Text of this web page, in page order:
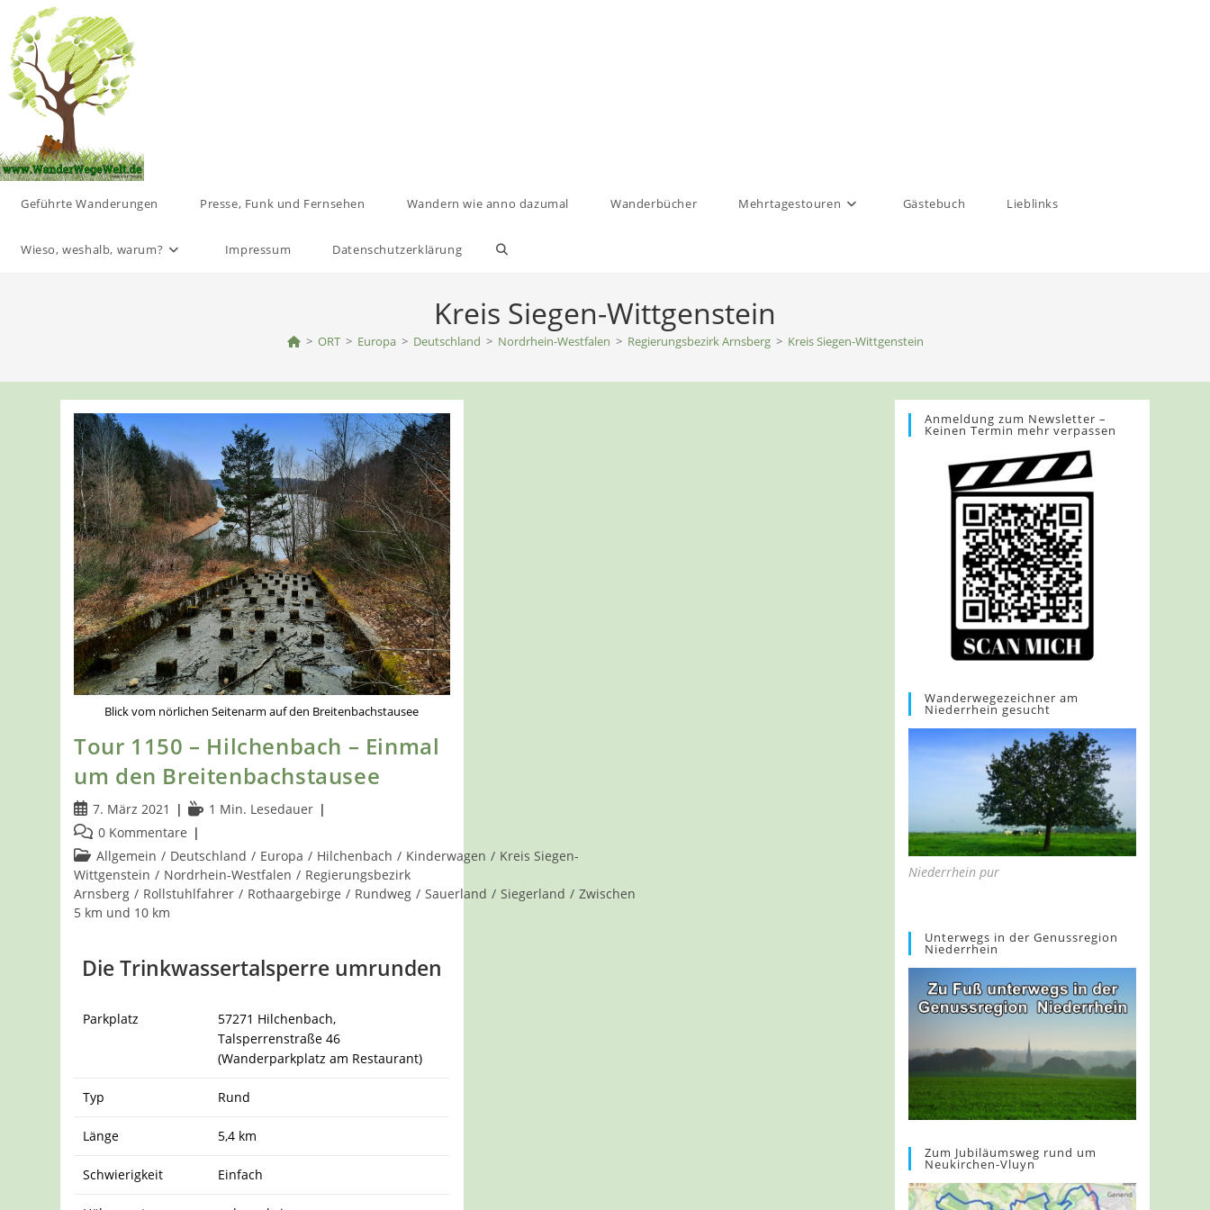
Inhalt
springen
Geführte Wanderungen Presse, Funk und Fernsehen Wandern wie anno dazumal Wanderbücher Mehrtagestouren Gästebuch Lieblinks
Wieso, weshalb, warum? Impressum Datenschutzerklärung Website-
umschalten
Kreis Siegen-Wittgenstein
> ORT > Europa > Deutschland > Nordrhein-Westfalen > Regierungsbezirk Arnsberg > Kreis Siegen-Wittgenstein
Blick vom nörlichen Seitenarm auf den Breitenbachstausee
Tour 1150 – Hilchenbach – Einmal
um den Breitenbachstausee
Beitrag
veröffentlicht:
7. März 2021 Lesedauer:
1 Min. Lesedauer
Beitrags-
Kommentare:
0 Kommentare
Beitrags-
Kategorie:
Allgemein / Deutschland / Europa / Hilchenbach / Kinderwagen / Kreis Siegen-
Wittgenstein / Nordrhein-Westfalen / Regierungsbezirk
Arnsberg / Rollstuhlfahrer / Rothaargebirge / Rundweg / Sauerland / Siegerland / Zwischen
5 km und 10 km
Die Trinkwassertalsperre umrunden
Parkplatz
57271 Hilchenbach,
Talsperrenstraße 46
(Wanderparkplatz am Restaurant)
Typ Rund
Länge 5,4 km
Schwierigkeit Einfach
Anmeldung zum Newsletter –
Keinen Termin mehr verpassen
Wanderwegezeichner am
Niederrhein gesucht
Niederrhein pur
Unterwegs in der Genussregion
Niederrhein
Zum Jubiläumsweg rund um
Neukirchen-Vluyn